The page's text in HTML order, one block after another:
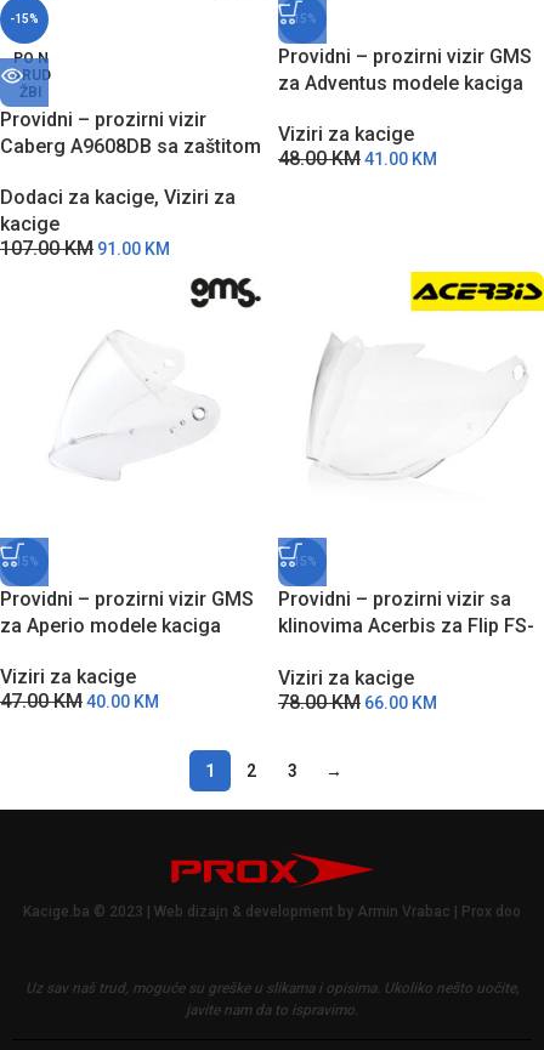
-15%
PO N
ARUD
ŽBI
Providni – prozirni vizir
Caberg A9608DB sa zaštitom
modele kaciga
Dodaci za kacige, Viziri za
kacige
107.00KM 91.00 KM
-15%
Providni – prozirni vizir GMS
za Adventus modele kaciga
Viziri za kacige
48.00KM41.00 KM
-15%
Providni – prozirni vizir GMS
za Aperio modele kaciga
Viziri za kacige
47.00KM40.00 KM
-15%
Providni – prozirni vizir sa
klinovima Acerbis za Flip FS-
Viziri za kacige
78.00KM 66.00 KM
1 2 3 →
Kacige.ba © 2023 | Web dizajn & development by Armin Vrabac | Prox doo
Uz sav naš trud, moguće su greške u slikama i opisima. Ukoliko nešto uočite,
javite nam da to ispravimo.